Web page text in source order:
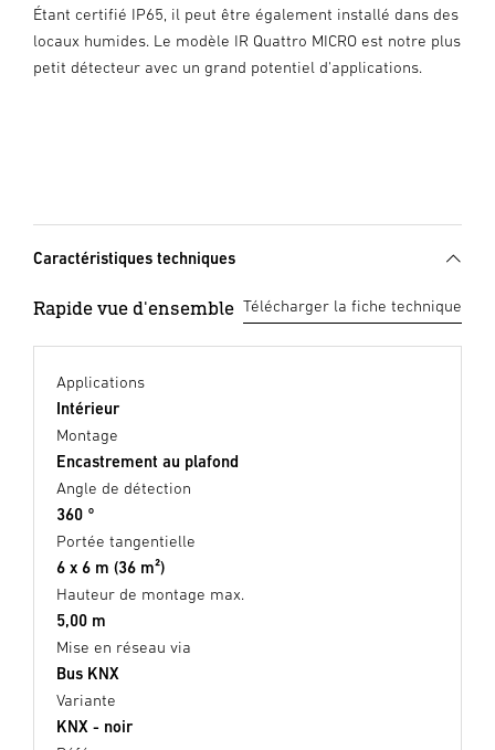
Étant certifié IP65, il peut être également installé dans des
locaux humides. Le modèle IR Quattro MICRO est notre plus
petit détecteur avec un grand potentiel d'applications.
Caractéristiques techniques
Rapide vue d'ensemble Télécharger la fiche technique
Applications
Intérieur
Montage
Encastrement au plafond
Angle de détection
360 °
Portée tangentielle
6 x 6 m (36 m²)
Hauteur de montage max.
5,00 m
Mise en réseau via
Bus KNX
Variante
KNX - noir